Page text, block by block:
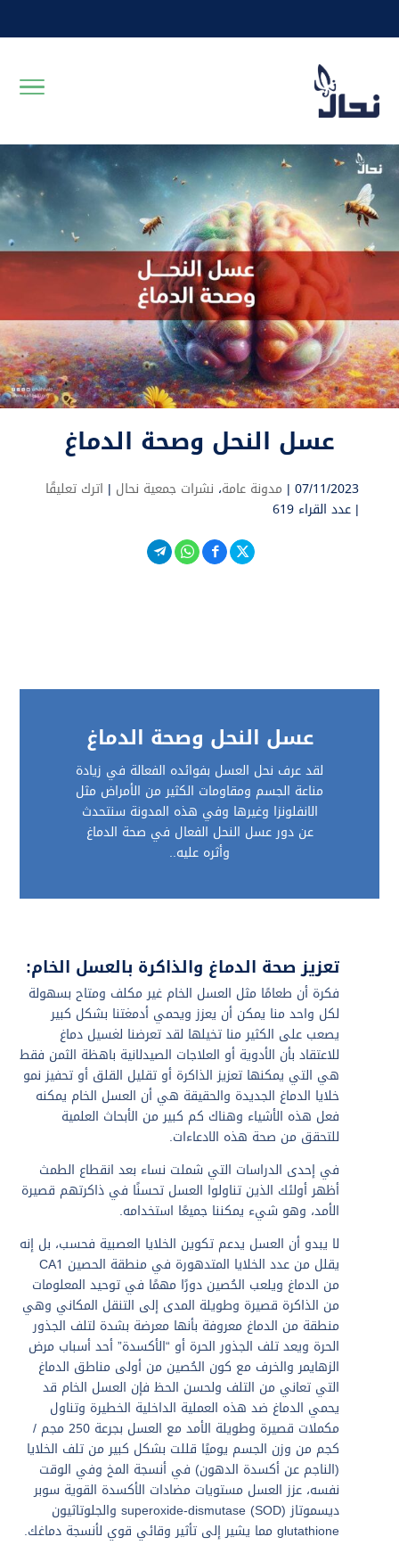
عسل النحل وصحة الدماغ
07/11/2023 | مدونة عامة، نشرات جمعية نحال | اترك تعليقًا
| عدد القراء 619
عسل النحل وصحة الدماغ
لقد عرف نحل العسل بفوائده الفعالة في زيادة
مناعة الجسم ومقاومات الكثير من الأمراض مثل
الانفلونزا وغيرها وفي هذه المدونة سنتحدث
عن دور عسل النحل الفعال في صحة الدماغ
وأثره عليه..
تعزيز صحة الدماغ والذاكرة بالعسل الخام:
فكرة أن طعامًا مثل العسل الخام غير مكلف ومتاح بسهولة
لكل واحد منا يمكن أن يعزز ويحمي أدمغتنا بشكل كبير
يصعب على الكثير منا تخيلها لقد تعرضنا لغسيل دماغ
للاعتقاد بأن الأدوية أو العلاجات الصيدلانية باهظة الثمن فقط
هي التي يمكنها تعزيز الذاكرة أو تقليل القلق أو تحفيز نمو
خلايا الدماغ الجديدة والحقيقة هي أن العسل الخام يمكنه
فعل هذه الأشياء وهناك كم كبير من الأبحاث العلمية
للتحقق من صحة هذه الادعاءات.
في إحدى الدراسات التي شملت نساء بعد انقطاع الطمث
أظهر أولئك الذين تناولوا العسل تحسنًا في ذاكرتهم قصيرة
الأمد، وهو شيء يمكننا جميعًا استخدامه.
لا يبدو أن العسل يدعم تكوين الخلايا العصبية فحسب، بل إنه
يقلل من عدد الخلايا المتدهورة في منطقة الحصين CA1
من الدماغ ويلعب الحُصين دورًا مهمًا في توحيد المعلومات
من الذاكرة قصيرة وطويلة المدى إلى التنقل المكاني وهي
منطقة من الدماغ معروفة بأنها معرضة بشدة لتلف الجذور
الحرة ويعد تلف الجذور الحرة أو “الأكسدة” أحد أسباب مرض
الزهايمر والخرف مع كون الحُصين من أولى مناطق الدماغ
التي تعاني من التلف ولحسن الحظ فإن العسل الخام قد
يحمي الدماغ ضد هذه العملية الداخلية الخطيرة وتناول
مكملات قصيرة وطويلة الأمد مع العسل بجرعة 250 مجم /
كجم من وزن الجسم يوميًا قللت بشكل كبير من تلف الخلايا
(الناجم عن أكسدة الدهون) في أنسجة المخ وفي الوقت
نفسه، عزز العسل مستويات مضادات الأكسدة القوية سوبر
ديسموتاز superoxide-dismutase (SOD) والجلوتاثيون
glutathione مما يشير إلى تأثير وقائي قوي لأنسجة دماغك.